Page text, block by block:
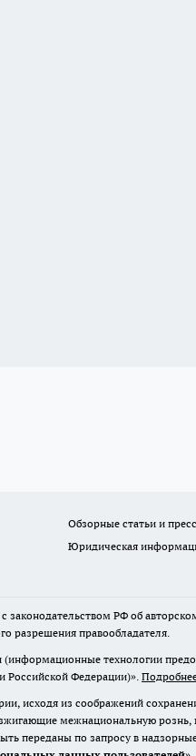
Обзорные статьи и
Юридическая
законодательством РФ об
разрешения правообладателя.
технологии
Российской Федерации)».
исходя из соображений
межнациональную
переданы по запросу в